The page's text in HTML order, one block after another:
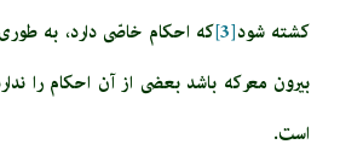
كشته شود[3]
كه احكام خاصّى دارد، به
بيرون معركه باشد بعضى از آن احكام را
است.